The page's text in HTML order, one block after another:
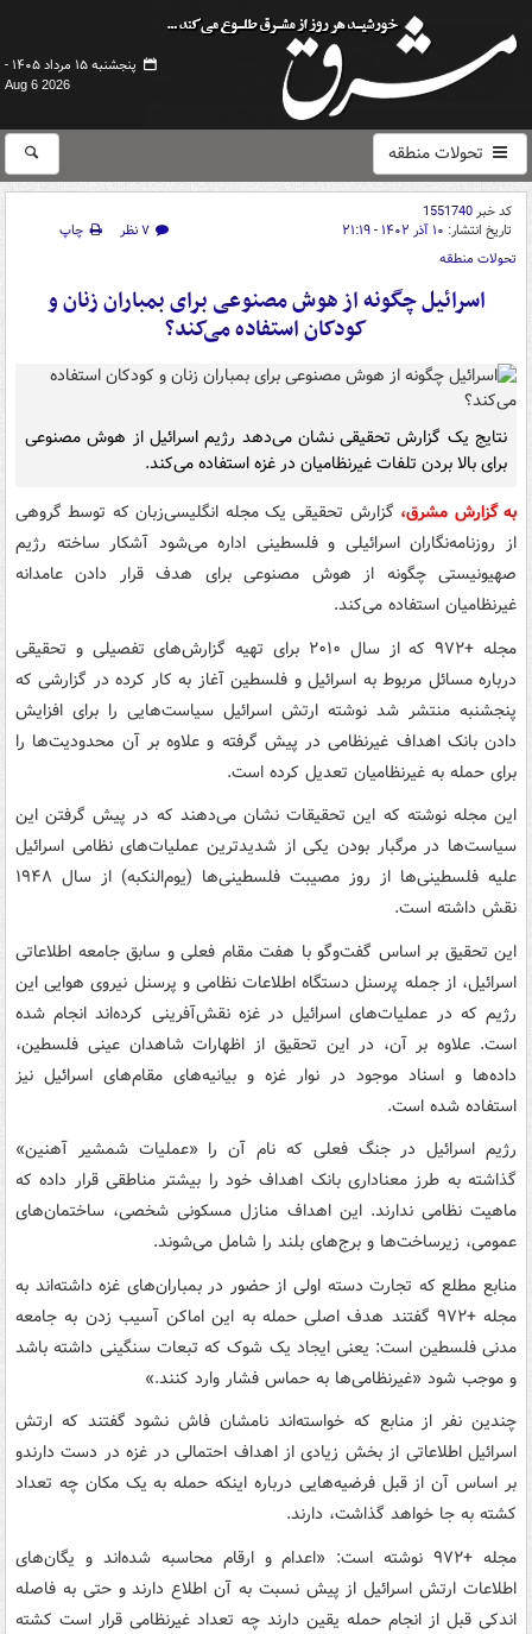
پنجشنبه ۱۵ مرداد ۱۴۰۵ -
Aug 6 2026
تحولات منطقه
کد خبر1551740
تاریخ انتشار: ۱۰ آذر ۱۴۰۲ - ۲۱:۱۹ ۷ نظر
چاپ
تحولات منطقه
اسرائیل چگونه از هوش مصنوعی برای بمباران زنان و
کودکان استفاده می‌کند؟
نتایج یک گزارش تحقیقی نشان می‌دهد رژیم اسرائیل از هوش مصنوعی
برای بالا بردن تلفات غیرنظامیان در غزه استفاده می‌کند.
به گزارش مشرق، گزارش تحقیقی یک مجله انگلیسی‌زبان که توسط گروهی
از روزنامه‌نگاران اسرائیلی و فلسطینی اداره می‌شود آشکار ساخته رژیم
صهیونیستی چگونه از هوش مصنوعی برای هدف قرار دادن عامدانه
غیرنظامیان استفاده می‌کند.
مجله +۹۷۲ که از سال ۲۰۱۰ برای تهیه گزارش‌های تفصیلی و تحقیقی
درباره مسائل مربوط به اسرائیل و فلسطین آغاز به کار کرده در گزارشی که
پنجشنبه منتشر شد نوشته ارتش اسرائیل سیاست‌هایی را برای افزایش
دادن بانک اهداف غیرنظامی در پیش گرفته و علاوه بر آن محدودیت‌ها را
برای حمله به غیرنظامیان تعدیل کرده است.
این مجله نوشته که این تحقیقات نشان می‌دهند که در پیش گرفتن این
سیاست‌ها در مرگبار بودن یکی از شدیدترین عملیات‌های نظامی اسرائیل
علیه فلسطینی‌ها از روز مصیبت فلسطینی‌ها (یوم‌النکبه) از سال ۱۹۴۸
نقش داشته است.
این تحقیق بر اساس گفت‌وگو با هفت مقام فعلی و سابق جامعه اطلاعاتی
اسرائیل، از جمله پرسنل دستگاه اطلاعات نظامی و پرسنل نیروی هوایی این
رژیم که در عملیات‌های اسرائیل در غزه نقش‌آفرینی کرده‌اند انجام شده
است. علاوه بر آن، در این تحقیق از اظهارات شاهدان عینی فلسطین،
داده‌ها و اسناد موجود در نوار غزه و بیانیه‌های مقام‌های اسرائیل نیز
استفاده شده است.
رژیم اسرائیل در جنگ فعلی که نام آن را «عملیات شمشیر آهنین»
گذاشته به طرز معناداری بانک اهداف خود را بیشتر مناطقی قرار داده که
ماهیت نظامی ندارند. این اهداف منازل مسکونی شخصی، ساختمان‌های
عمومی، زیرساخت‌ها و برج‌های بلند را شامل می‌شوند.
منابع مطلع که تجارت دسته‌ اولی از حضور در بمباران‌های غزه داشته‌اند به
مجله +۹۷۲ گفتند هدف اصلی حمله به این اماکن آسیب زدن به جامعه
مدنی فلسطین است: یعنی ایجاد یک شوک که تبعات سنگینی داشته باشد
و موجب شود «غیرنظامی‌ها به حماس فشار وارد کنند.»
چندین نفر از منابع که خواسته‌اند نامشان فاش نشود گفتند که ارتش
اسرائیل اطلاعاتی از بخش زیادی از اهداف احتمالی در غزه در دست دارندو
بر اساس آن از قبل فرضیه‌هایی درباره اینکه حمله به یک مکان چه تعداد
کشته به جا خواهد گذاشت، دارند.
مجله +۹۷۲ نوشته است: «اعدام و ارقام محاسبه شده‌اند و یگان‌های
اطلاعات ارتش اسرائیل از پیش نسبت به آن اطلاع دارند و حتی به فاصله
اندکی قبل از انجام حمله یقین دارند چه تعداد غیرنظامی قرار است کشته